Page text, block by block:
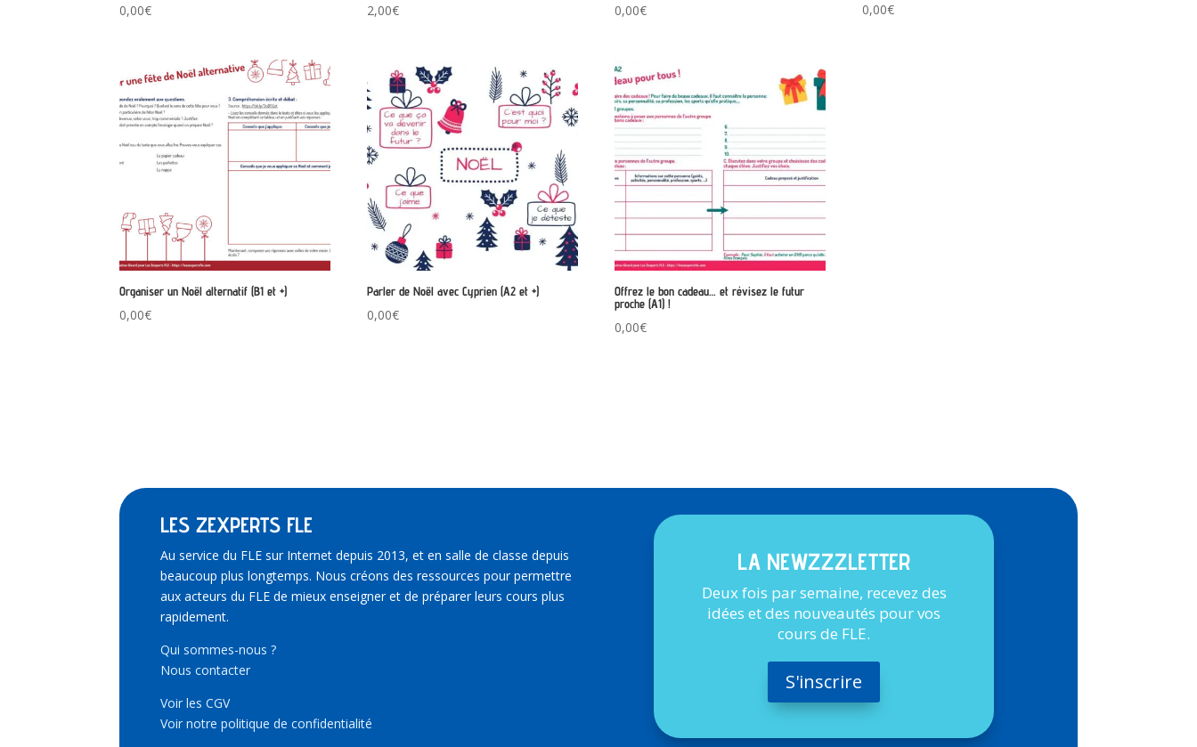
0,00€ 2,00€ 0,00€ 0,00€
Organiser un Noël alternatif (B1 et +)
0,00€
Parler de Noël avec Cyprien (A2 et +)
0,00€
Offrez le bon cadeau… et révisez le futur
proche (A1) !
0,00€
LES ZEXPERTS FLE
Au service du FLE sur Internet depuis 2013, et en salle de classe depuis
beaucoup plus longtemps. Nous créons des ressources pour permettre
aux acteurs du FLE de mieux enseigner et de préparer leurs cours plus
rapidement.
Qui sommes-nous ?
Nous contacter
Voir les CGV
Voir notre politique de confidentialité
LA NEWZZZLETTER
Deux fois par semaine, recevez des
idées et des nouveautés pour vos
cours de FLE.
S'inscrire